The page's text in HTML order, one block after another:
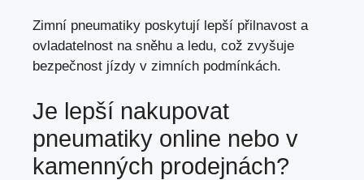
Zimní pneumatiky poskytují lepší přilnavost a
ovladatelnost na sněhu a ledu, což zvyšuje
bezpečnost jízdy v zimních podmínkách.
Je lepší nakupovat
pneumatiky online nebo v
kamenných prodejnách?